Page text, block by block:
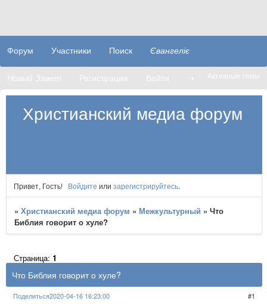
Христианский медиа форум
Форум Участники Поиск Євангеліє
Новый Завет Регистрация Войти ➝ Активные темы
Привет, Гость! Войдите или зарегистрируйтесь.
»Христианский медиа форум » Межкультурный »Что
Библия говорит о хуле?
Что Библия говорит о хуле?
Страница:1
Поделиться 1
2020-04-16 16:23:00